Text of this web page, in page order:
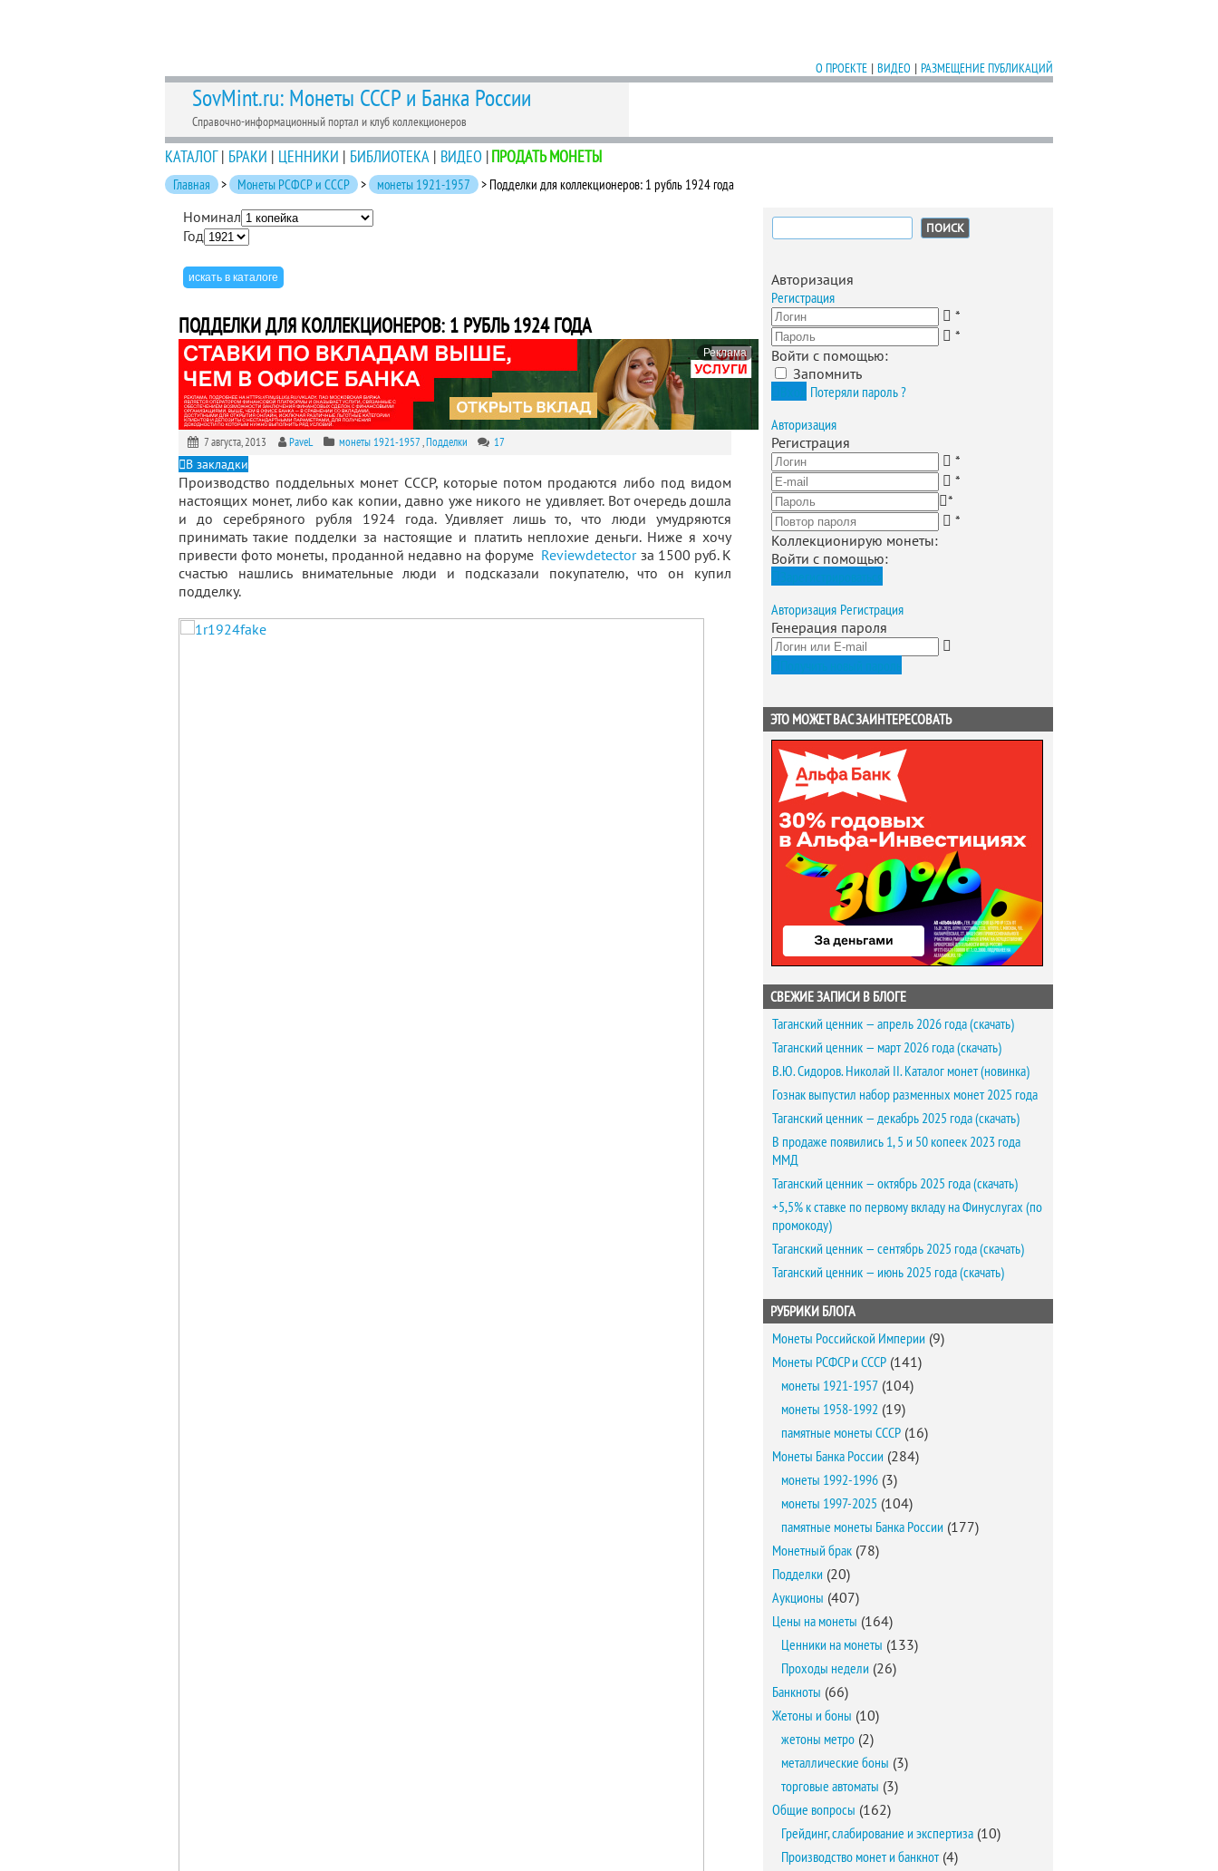
О ПРОЕКТЕ | ВИДЕО | РАЗМЕЩЕНИЕ ПУБЛИКАЦИЙ
SovMint.ru: Монеты СССР и Банка России
Справочно-информационный портал и клуб коллекционеров
КАТАЛОГ| БРАКИ | ЦЕННИКИ | БИБЛИОТЕКА | ВИДЕО |ПРОДАТЬ МОНЕТЫ
Главная > Монеты РСФСР и СССР > монеты 1921-1957 > Подделки для коллекционеров: 1 рубль 1924 года
Номинал
Год
ПОДДЕЛКИ ДЛЯ КОЛЛЕКЦИОНЕРОВ: 1 РУБЛЬ 1924 ГОДА
Реклама
7 августа, 2013 PaveL монеты 1921-1957,Подделки 17
В закладки
Производство поддельных монет СССР, которые потом продаются либо под видом
настоящих монет, либо как копии, давно уже никого не удивляет. Вот очередь дошла
и до серебряного рубля 1924 года. Удивляет лишь то, что люди умудряются
принимать такие подделки за настоящие и платить неплохие деньги. Ниже я хочу
привести фото монеты, проданной недавно на форуме Reviewdetectorза 1500 руб. К
счастью нашлись внимательные люди и подсказали покупателю, что он купил
подделку.
Найти:
Авторизация
Регистрация
*
*
Войти с помощью:
Запомнить
Потеряли пароль ?
Авторизация
Регистрация
*
*
*
*
Коллекционирую монеты:
Войти с помощью:
Авторизация Регистрация
Генерация пароля
ЭТО МОЖЕТ ВАС ЗАИНТЕРЕСОВАТЬ
СВЕЖИЕ ЗАПИСИ В БЛОГЕ
Таганский ценник — апрель 2026 года (скачать)
Таганский ценник — март 2026 года (скачать)
В.Ю. Сидоров. Николай II. Каталог монет (новинка)
Гознак выпустил набор разменных монет 2025 года
Таганский ценник — декабрь 2025 года (скачать)
В продаже появились 1, 5 и 50 копеек 2023 года
ММД
Таганский ценник — октябрь 2025 года (скачать)
+5,5% к ставке по первому вкладу на Финуслугах (по
промокоду)
Таганский ценник — сентябрь 2025 года (скачать)
Таганский ценник — июнь 2025 года (скачать)
РУБРИКИ БЛОГА
Монеты Российской Империи (9)
Монеты РСФСР и СССР (141)
монеты 1921-1957 (104)
монеты 1958-1992 (19)
памятные монеты СССР (16)
Монеты Банка России (284)
монеты 1992-1996 (3)
монеты 1997-2025 (104)
памятные монеты Банка России (177)
Монетный брак (78)
Подделки (20)
Аукционы (407)
Цены на монеты (164)
Ценники на монеты (133)
Проходы недели (26)
Банкноты (66)
Жетоны и боны (10)
жетоны метро (2)
металлические боны (3)
торговые автоматы (3)
Общие вопросы (162)
Грейдинг, слабирование и экспертиза (10)
Производство монет и банкнот(4)